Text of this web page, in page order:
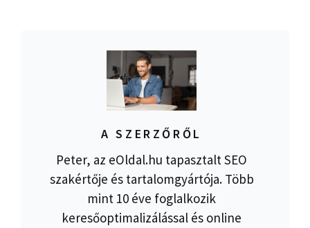
A SZERZŐRŐL
Peter, az eOldal.hu tapasztalt SEO
szakértője és tartalomgyártója. Több
mint 10 éve foglalkozik
keresőoptimalizálással és online